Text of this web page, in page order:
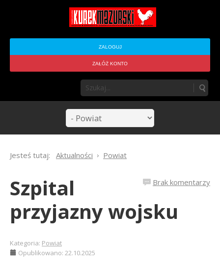
ZALOGUJ
ZAŁÓŻ KONTO
Jesteś tutaj: Aktualności Powiat
Brak komentarzy
Szpital
przyjazny wojsku
Kategoria: Powiat
Opublikowano: 22.10.2025